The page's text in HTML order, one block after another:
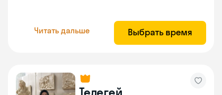
Читать дальше Выбрать время
Телегей